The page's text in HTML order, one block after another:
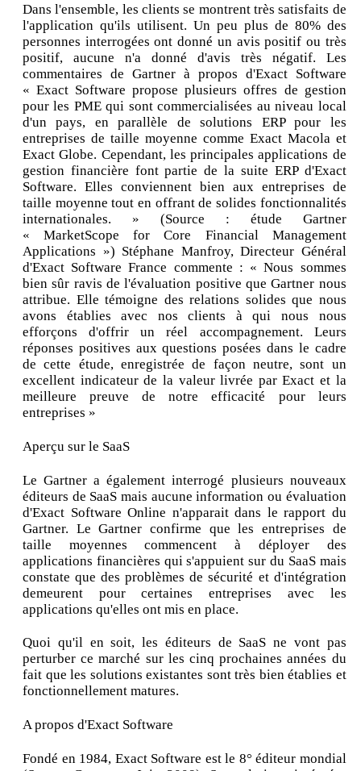
Dans l'ensemble, les clients se montrent très satisfaits de
l'application qu'ils utilisent. Un peu plus de 80% des
personnes interrogées ont donné un avis positif ou très
positif, aucune n'a donné d'avis très négatif. Les
commentaires de Gartner à propos d'Exact Software
« Exact Software propose plusieurs offres de gestion
pour les PME qui sont commercialisées au niveau local
d'un pays, en parallèle de solutions ERP pour les
entreprises de taille moyenne comme Exact Macola et
Exact Globe. Cependant, les principales applications de
gestion financière font partie de la suite ERP d'Exact
Software. Elles conviennent bien aux entreprises de
taille moyenne tout en offrant de solides fonctionnalités
internationales. » (Source : étude Gartner
« MarketScope for Core Financial Management
Applications ») Stéphane Manfroy, Directeur Général
d'Exact Software France commente : « Nous sommes
bien sûr ravis de l'évaluation positive que Gartner nous
attribue. Elle témoigne des relations solides que nous
avons établies avec nos clients à qui nous nous
efforçons d'offrir un réel accompagnement. Leurs
réponses positives aux questions posées dans le cadre
de cette étude, enregistrée de façon neutre, sont un
excellent indicateur de la valeur livrée par Exact et la
meilleure preuve de notre efficacité pour leurs
entreprises »
Aperçu sur le SaaS
Le Gartner a également interrogé plusieurs nouveaux
éditeurs de SaaS mais aucune information ou évaluation
d'Exact Software Online n'apparait dans le rapport du
Gartner. Le Gartner confirme que les entreprises de
taille moyennes commencent à déployer des
applications financières qui s'appuient sur du SaaS mais
constate que des problèmes de sécurité et d'intégration
demeurent pour certaines entreprises avec les
applications qu'elles ont mis en place.
Quoi qu'il en soit, les éditeurs de SaaS ne vont pas
perturber ce marché sur les cinq prochaines années du
fait que les solutions existantes sont très bien établies et
fonctionnellement matures.
A propos d'Exact Software
Fondé en 1984, Exact Software est le 8° éditeur mondial